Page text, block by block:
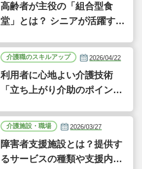
高齢者が主役の「組合型食
堂」とは？ シニアが活躍する
D」に注目｜気になるあの介
護施設
介護職のスキルアップ 2026/04/22
利用者に心地よい介護技術
「立ち上がり介助のポイン
（41）
介護施設・職場 2026/03/27
障害者支援施設とは？提供す
るサービスの種類や支援内容